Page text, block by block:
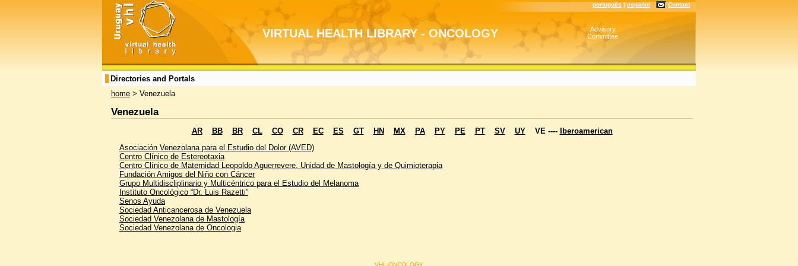
português | español Contact
VIRTUAL HEALTH LIBRARY - ONCOLOGY
Advisory
Committee
Directories and Portals
home > Venezuela
Venezuela
AR BB BR CL CO CR EC ES GT HN MX PA PY PE PT SV UYVE ----
Iberoamerican
Asociación Venezolana para el Estudio del Dolor (AVED)
Centro Clínico de Estereotaxia
Centro Clínico de Maternidad Leopoldo Aguerrevere. Unidad de Mastología y de Quimioterapia
Fundación Amigos del Niño con Cáncer
Grupo Multidiscliplinario y Multicéntrico para el Estudio del Melanoma
Instituto Oncológico “Dr. Luis Razetti”
Senos Ayuda
Sociedad Anticancerosa de Venezuela
Sociedad Venezolana de Mastología
Sociedad Venezolana de Oncologia
VHL-ONCOLOGY